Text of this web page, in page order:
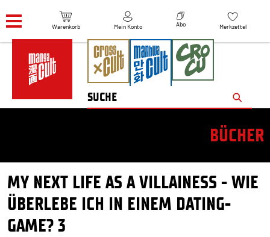
Warenkorb Mein Konto Abo Merkzettel
BÜCHER
MY NEXT LIFE AS A VILLAINESS - WIE
ÜBERLEBE ICH IN EINEM DATING-
GAME? 3